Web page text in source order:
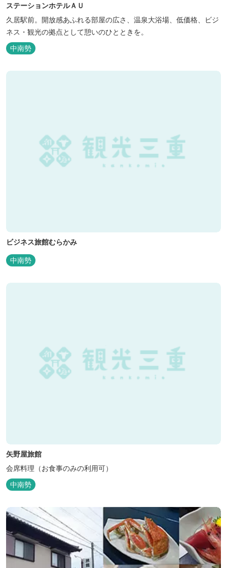
ステーションホテルＡＵ
久居駅前。開放感あふれる部屋の広さ、温泉大浴場、低価格、ビジ
ネス・観光の拠点として憩いのひとときを。
中南勢
ビジネス旅館むらかみ
中南勢
矢野屋旅館
会席料理（お食事のみの利用可）
中南勢